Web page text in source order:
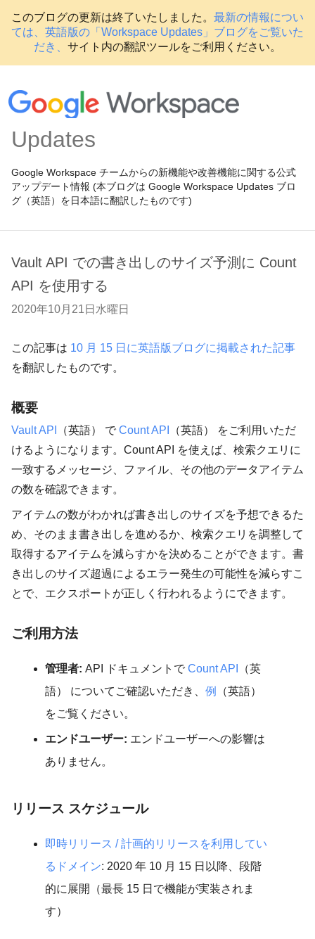
このブログの更新は終了いたしました。 最新の情報につい
ては、英語版の「Workspace Updates」ブログをご覧いた
だき、 サイト内の翻訳ツールをご利用ください。
Updates
Google Workspace チームからの新機能や改善機能に関する公式
アップデート情報 (本ブログは Google Workspace Updates ブロ
グ（英語）を日本語に翻訳したものです)
Vault API での書き出しのサイズ予測に Count
API を使用する
2020年10月21日水曜日
この記事は 10 月 15 日に英語版ブログに掲載された記事
を翻訳したものです。
概要
Vault API （英語） で Count API
（英語） をご利用いただ
けるようになります。Count API を使えば、検索クエリに
一致するメッセージ、ファイル、その他のデータアイテム
の数を確認できます。
アイテムの数がわかれば書き出しのサイズを予想できるた
め、そのまま書き出しを進めるか、検索クエリを調整して
取得するアイテムを減らすかを決めることができます。書
き出しのサイズ超過によるエラー発生の可能性を減らすこ
とで、エクスポートが正しく行われるようにできます。
ご利用方法
管理者: API ドキュメントで Count API
（英
語） についてご確認いただき、 例
（英語）
をご覧ください。
エンドユーザー: エンドユーザーへの影響は
ありません。
リリース スケジュール
即時リリース / 計画的リリースを利用してい
るドメイン: 2020 年 10 月 15 日以降、段階
的に展開（最長 15 日で機能が実装されま
す）